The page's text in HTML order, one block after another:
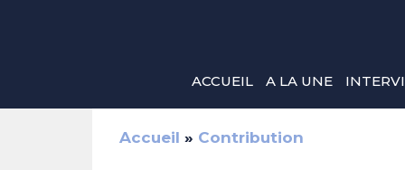
ACCUEIL A LA UNE
Accueil » Contribution